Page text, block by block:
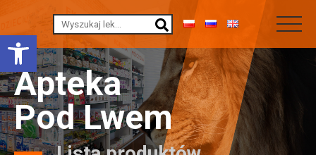
Otwórz pasek narzędzi
Apteka
Pod Lwem